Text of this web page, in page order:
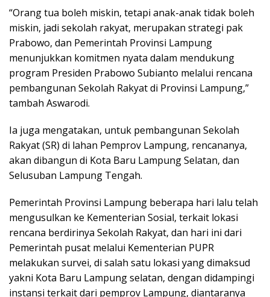
“Orang tua boleh miskin, tetapi anak-anak tidak boleh
miskin, jadi sekolah rakyat, merupakan strategi pak
Prabowo, dan Pemerintah Provinsi Lampung
menunjukkan komitmen nyata dalam mendukung
program Presiden Prabowo Subianto melalui rencana
pembangunan Sekolah Rakyat di Provinsi Lampung,”
tambah Aswarodi.
Ia juga mengatakan, untuk pembangunan Sekolah
Rakyat (SR) di lahan Pemprov Lampung, rencananya,
akan dibangun di Kota Baru Lampung Selatan, dan
Selusuban Lampung Tengah.
Pemerintah Provinsi Lampung beberapa hari lalu telah
mengusulkan ke Kementerian Sosial, terkait lokasi
rencana berdirinya Sekolah Rakyat, dan hari ini dari
Pemerintah pusat melalui Kementerian PUPR
melakukan survei, di salah satu lokasi yang dimaksud
yakni Kota Baru Lampung selatan, dengan didampingi
instansi terkait dari pemprov Lampung, diantaranya